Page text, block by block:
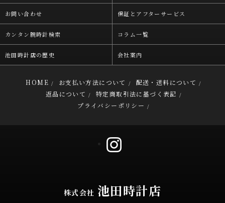
お問い合わせ 保証とアフターサービス
カンタン腕時計検索 コラム一覧
池田時計店の歴史 会社案内
HOME / お支払い方法について / 配送・送料について /
返品について / 特定商取引法に基づく表記 /
プライバシーポリシー /
株式会社 池田時計店